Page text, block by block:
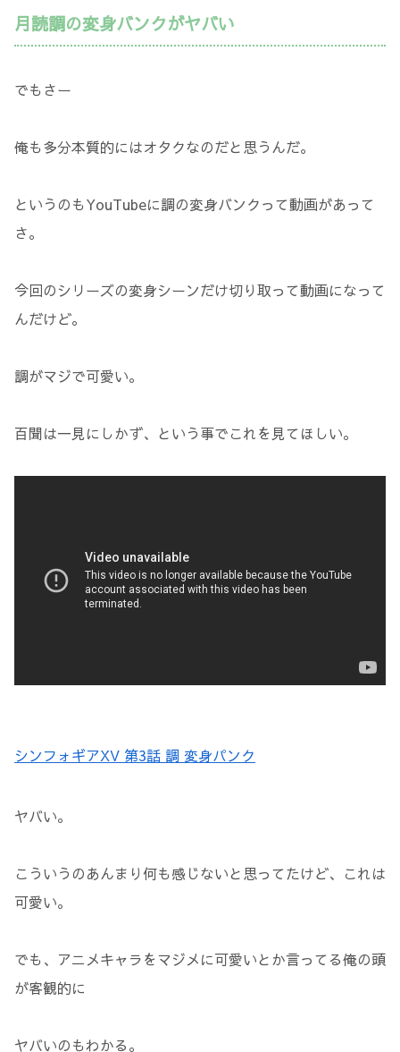
月読調の変身バンクがヤバい
でもさー
俺も多分本質的にはオタクなのだと思うんだ。
というのもYouTubeに調の変身バンクって動画があって
さ。
今回のシリーズの変身シーンだけ切り取って動画になって
んだけど。
調がマジで可愛い。
百聞は一見にしかず、という事でこれを見てほしい。
シンフォギアXV 第3話 調 変身パンク
ヤバい。
こういうのあんまり何も感じないと思ってたけど、これは
可愛い。
でも、アニメキャラをマジメに可愛いとか言ってる俺の頭
が客観的に
ヤバいのもわかる。